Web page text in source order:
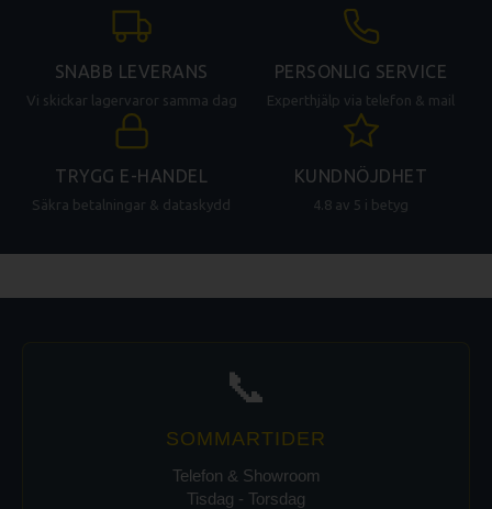
SNABB LEVERANS
Vi skickar lagervaror samma dag
PERSONLIG SERVICE
Experthjälp via telefon & mail
TRYGG E-HANDEL
Säkra betalningar & dataskydd
KUNDNÖJDHET
4.8 av 5 i betyg
📞
SOMMARTIDER
Telefon & Showroom
Tisdag - Torsdag